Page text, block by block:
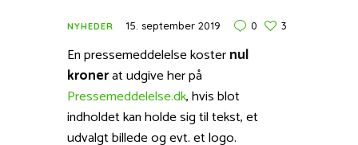
NYHEDER 15. september 2019 0 3
En pressemeddelelse kosternul
kronerat udgive her på
Pressemeddelelse.dk, hvis blot
indholdet kan holde sig til tekst, et
udvalgt billede og evt. et logo.